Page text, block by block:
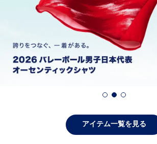
exclusive discounts and more with
アイテム一覧を見る